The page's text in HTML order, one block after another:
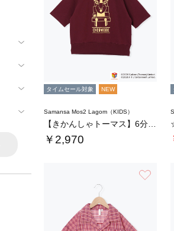
タイムセール対象 NEW
Samansa Mos2 Lagom（KIDS）
￥2,970